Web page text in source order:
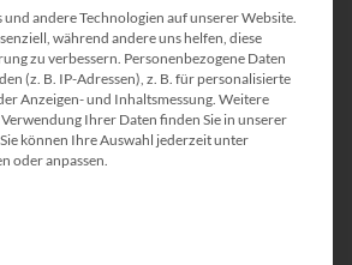
andere Technologien auf unserer Website.
während andere uns helfen, diese
zu verbessern. Personenbezogene Daten
(z. B. IP-Adressen), z. B. für personalisierte
Anzeigen- und Inhaltsmessung. Weitere
Ihrer Daten finden Sie in unserer
Sie können Ihre Auswahl jederzeit unter
oder anpassen.
der Service-Gruppen, für die